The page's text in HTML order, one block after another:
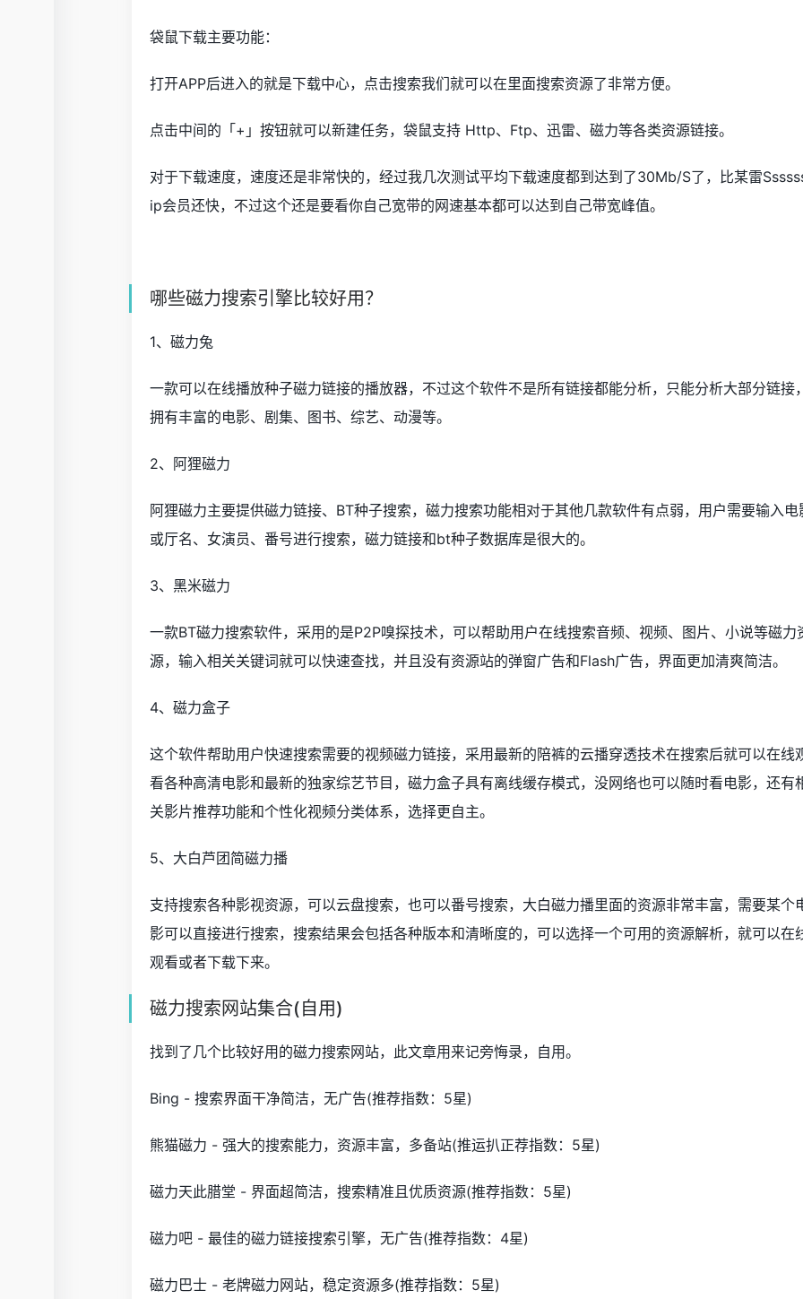
袋鼠下载主要功能：
打开APP后进入的就是下载中心，点击搜索我们就可以在里面搜索资源了非常方便。
点击中间的「+」按钮就可以新建任务，袋鼠支持 Http、Ftp、迅雷、磁力等各类资源链接。
对于下载速度，速度还是非常快的，经过我几次测试平均下载速度都到达到了30Mb/S了，比某雷
ip会员还快，不过这个还是要看你自己宽带的网速基本都可以达到自己带宽峰值。
哪些磁力搜索引擎比较好用？
1、磁力兔
一款可以在线播放种子磁力链接的播放器，不过这个软件不是所有链接都能分析，只能分析大部分链接
拥有丰富的电影、剧集、图书、综艺、动漫等。
2、阿狸磁力
阿狸磁力主要提供磁力链接、BT种子搜索，磁力搜索功能相对于其他几款软件有点弱，用户需要输入电
或厅名、女演员、番号进行搜索，磁力链接和bt种子数据库是很大的。
3、黑米磁力
一款BT磁力搜索软件，采用的是P2P嗅探技术，可以帮助用户在线搜索音频、视频、图片、小说等磁力
源，输入相关关键词就可以快速查找，并且没有资源站的弹窗广告和Flash广告，界面更加清爽简洁。
4、磁力盒子
这个软件帮助用户快速搜索需要的视频磁力链接，采用最新的陪裤的云播穿透技术在搜索后就可以在线
看各种高清电影和最新的独家综艺节目，磁力盒子具有离线缓存模式，没网络也可以随时看电影，还有
关影片推荐功能和个性化视频分类体系，选择更自主。
5、大白芦团简磁力播
支持搜索各种影视资源，可以云盘搜索，也可以番号搜索，大白磁力播里面的资源非常丰富，需要某个
影可以直接进行搜索，搜索结果会包括各种版本和清晰度的，可以选择一个可用的资源解析，就可以在
观看或者下载下来。
磁力搜索网站集合(自用)
找到了几个比较好用的磁力搜索网站，此文章用来记旁悔录，自用。
Bing - 搜索界面干净简洁，无广告(推荐指数：5星)
熊猫磁力 - 强大的搜索能力，资源丰富，多备站(推运扒正荐指数：5星)
磁力天此腊堂 - 界面超简洁，搜索精准且优质资源(推荐指数：5星)
磁力吧 - 最佳的磁力链接搜索引擎，无广告(推荐指数：4星)
磁力巴士 - 老牌磁力网站，稳定资源多(推荐指数：5星)